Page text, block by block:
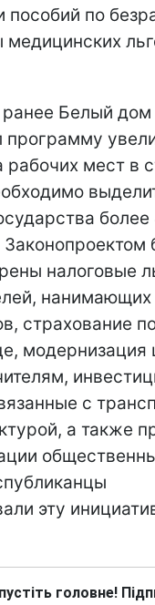
пособий по
Белый дом
программу
рабочих мест в
более
налоговые
страхование
модернизация
с
а также
эту
головне!